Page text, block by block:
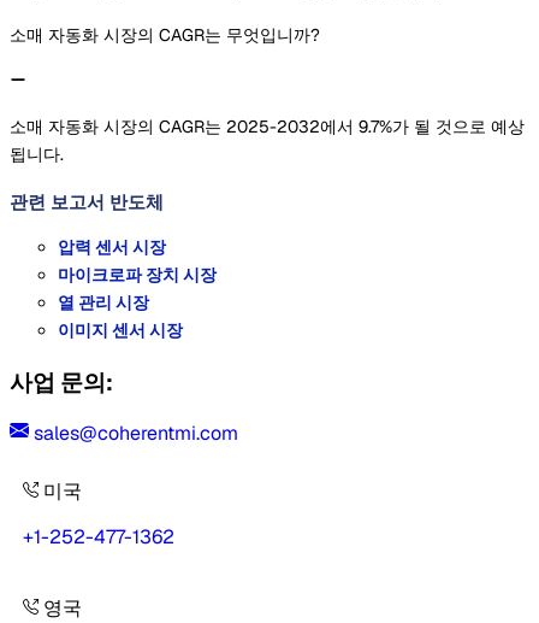
소매 자동화 시장의 CAGR는 무엇입니까?
소매 자동화 시장의 CAGR는 2025-2032에서 9.7%가 될 것으로 예상
됩니다.
관련 보고서 반도체
압력 센서 시장
마이크로파 장치 시장
열 관리 시장
이미지 센서 시장
사업 문의:
sales@coherentmi.com
미국
+1-252-477-1362
영국